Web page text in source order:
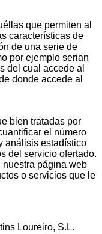
que permiten al
características de
de una serie de
por ejemplo serian
del cual accede al
donde accede al
bien tratadas por
el número
análisis estadístico
del servicio ofertado.
página web
o servicios que le
Loureiro, S.L.